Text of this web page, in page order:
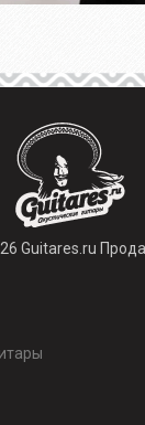
Guitares.ru